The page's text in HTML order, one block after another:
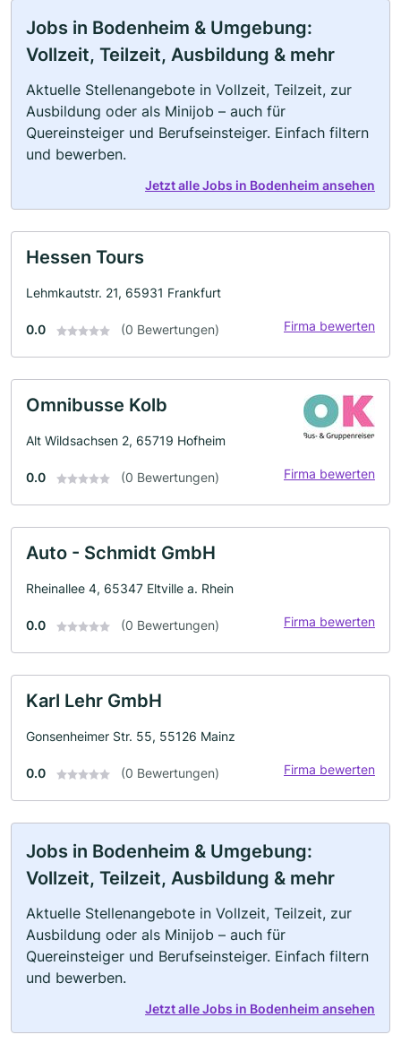
Jobs in Bodenheim & Umgebung:
Vollzeit, Teilzeit, Ausbildung & mehr
Aktuelle Stellenangebote in Vollzeit, Teilzeit, zur
Ausbildung oder als Minijob – auch für
Quereinsteiger und Berufseinsteiger. Einfach filtern
und bewerben.
Jetzt alle Jobs in Bodenheim ansehen
Hessen Tours
Lehmkautstr. 21, 65931 Frankfurt
0.0 (0 Bewertungen) Firma bewerten
Omnibusse Kolb
Alt Wildsachsen 2, 65719 Hofheim
0.0 (0 Bewertungen) Firma bewerten
Auto - Schmidt GmbH
Rheinallee 4, 65347 Eltville a. Rhein
0.0 (0 Bewertungen) Firma bewerten
Karl Lehr GmbH
Gonsenheimer Str. 55, 55126 Mainz
0.0 (0 Bewertungen) Firma bewerten
Jobs in Bodenheim & Umgebung:
Vollzeit, Teilzeit, Ausbildung & mehr
Aktuelle Stellenangebote in Vollzeit, Teilzeit, zur
Ausbildung oder als Minijob – auch für
Quereinsteiger und Berufseinsteiger. Einfach filtern
und bewerben.
Jetzt alle Jobs in Bodenheim ansehen